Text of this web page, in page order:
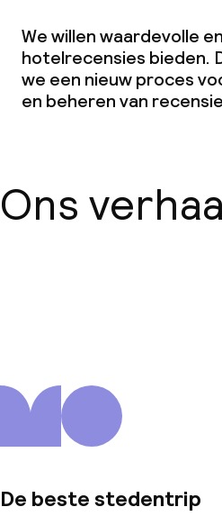
We willen waardevolle
hotelrecensies bieden.
we een nieuw proces
en beheren van
Ons
De beste stedentrip